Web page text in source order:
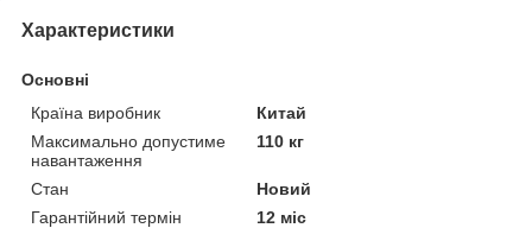
Характеристики
Основні
Країна виробник
Китай
Максимально допустиме
навантаження
110 кг
Стан
Новий
Гарантійний термін
12 міс